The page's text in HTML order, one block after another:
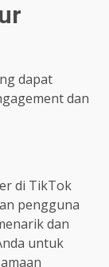
dapat
dan
di TikTok
pengguna
dan
untuk